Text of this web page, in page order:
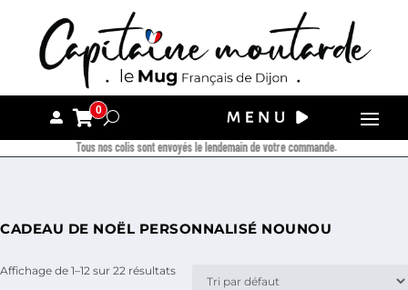
0
Tous nos colis sont envoyés le lendemain de votre commande.
CADEAU DE NOËL PERSONNALISÉ NOUNOU
Affichage de 1–12 sur 22 résultats